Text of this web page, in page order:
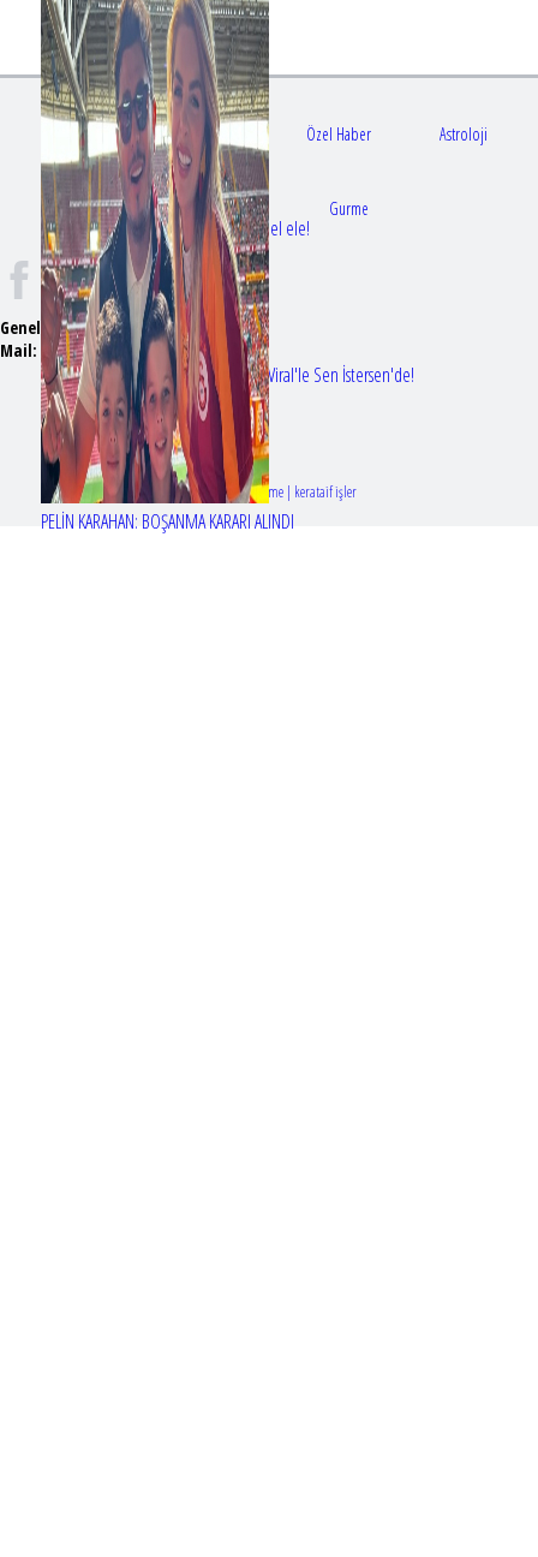
Bir dizi aşkı daha gerçek oldu: Sette el ele!
Erol Köse'nin mektupları ilk kez Nur Viral'le Sen İstersen'de!
PELİN KARAHAN: BOŞANMA KARARI ALINDI
Gündem Sağlık Özel Haber Astroloji
Doktorlar Gurme
Genel Yayın Yönetmeni:Seyhan Erdağ
Mail:
emizmagazin@gmail.com
Tasarım & Geliştirme | kerataif işler